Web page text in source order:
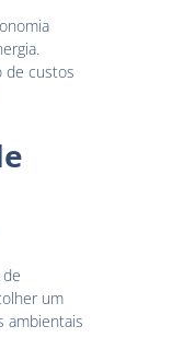
de custos
um
ambientais